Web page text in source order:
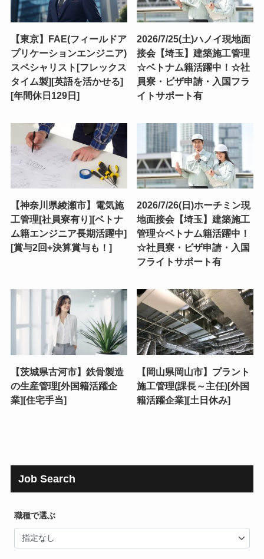
【東京】FAE(フィールドア
プリケーションエンジニア)
スペシャリスト[フレックス
タイム製][英語を活かせる]
[年間休日129日]
2026/7/25(土)ハノイ現地面
接会【埼玉】建築施工管理
☆ベトナム籍活躍中！☆社
員寮・ビザ申請・入国フラ
イトサポート有
【神奈川県綾瀬市】電気施
工管理[社員寮有り][ベトナ
ム籍エンジニア長期活躍中]
[賞与2回+決算賞与も！]
2026/7/26(日)ホーチミン現
地面接会【埼玉】建築施工
管理☆ベトナム籍活躍中！
☆社員寮・ビザ申請・入国
フライトサポート有
【茨城県古河市】鉄骨製造
の生産管理[外国籍活躍企
業][住宅手当]
【岡山県岡山市】プラント
施工管理(課長～主任)[外国
籍活躍企業][土日休み]
Job Search
職種で選ぶ